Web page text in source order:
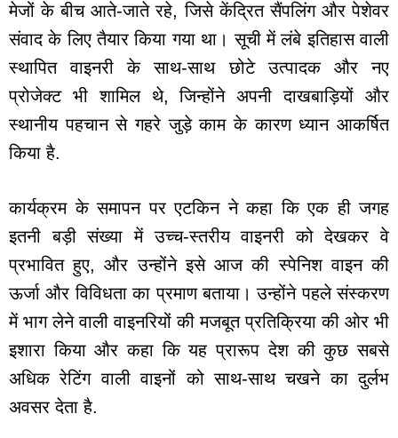
मेजों के बीच आते-जाते रहे, जिसे केंद्रित सैंपलिंग और पेशेवर
संवाद के लिए तैयार किया गया था। सूची में लंबे इतिहास वाली
स्थापित वाइनरी के साथ-साथ छोटे उत्पादक और नए
प्रोजेक्ट भी शामिल थे, जिन्होंने अपनी दाखबाड़ियों और
स्थानीय पहचान से गहरे जुड़े काम के कारण ध्यान आकर्षित
किया है.
कार्यक्रम के समापन पर एटकिन ने कहा कि एक ही जगह
इतनी बड़ी संख्या में उच्च-स्तरीय वाइनरी को देखकर वे
प्रभावित हुए, और उन्होंने इसे आज की स्पेनिश वाइन की
ऊर्जा और विविधता का प्रमाण बताया। उन्होंने पहले संस्करण
में भाग लेने वाली वाइनरियों की मजबूत प्रतिक्रिया की ओर भी
इशारा किया और कहा कि यह प्रारूप देश की कुछ सबसे
अधिक रेटिंग वाली वाइनों को साथ-साथ चखने का दुर्लभ
अवसर देता है.